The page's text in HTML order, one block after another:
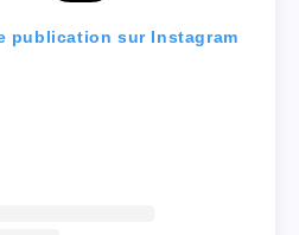
publication sur Instagram